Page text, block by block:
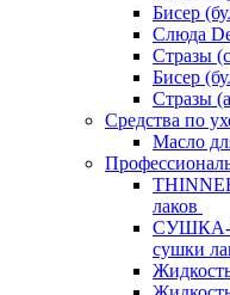
Бисер
Слюда
Стразы
Бисер
Стразы
Средства по
Масло
лаков
СУШКА-
сушки